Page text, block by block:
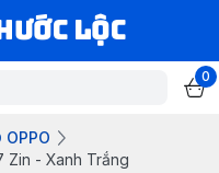
LỘC
0
OPPO
Zin - Xanh Trắng